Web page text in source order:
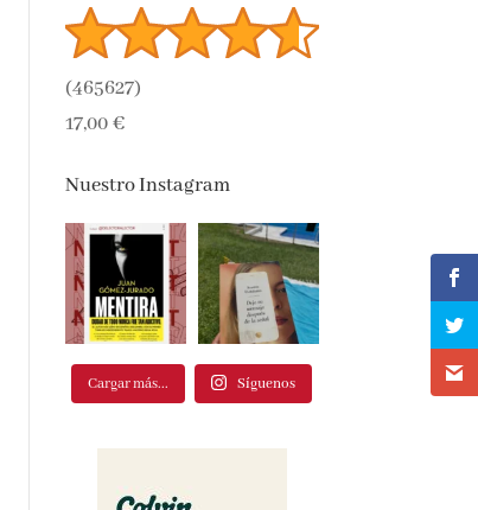
(465627)
17,00 €
Nuestro Instagram
Cargar más... Síguenos